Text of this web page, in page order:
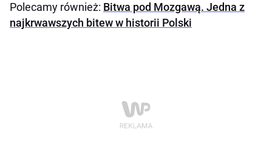
Polecamy również: Bitwa pod Mozgawą. Jedna z
najkrwawszych bitew w historii Polski